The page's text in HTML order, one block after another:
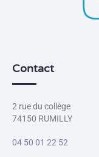
Contact
2 rue du collège
74150 RUMILLY
04 50 01 22 52